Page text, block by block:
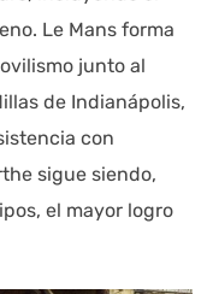
Le Mans forma
junto al
de Indianápolis,
con
sigue siendo,
el mayor logro